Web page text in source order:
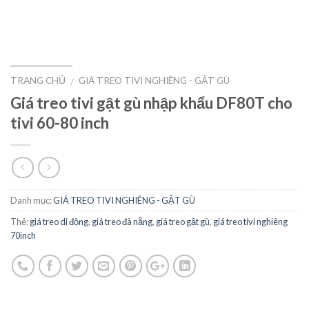
TRANG CHỦ / GIÁ TREO TIVI NGHIÊNG - GẬT GÙ
Giá treo tivi gật gù nhập khẩu DF80T cho
tivi 60-80 inch
Danh mục:GIÁ TREO TIVI NGHIÊNG - GẬT GÙ
Thẻ:giá treo di động, giá treo đà nẵng, giá treo gật gù, giá treo tivi nghiêng
70inch